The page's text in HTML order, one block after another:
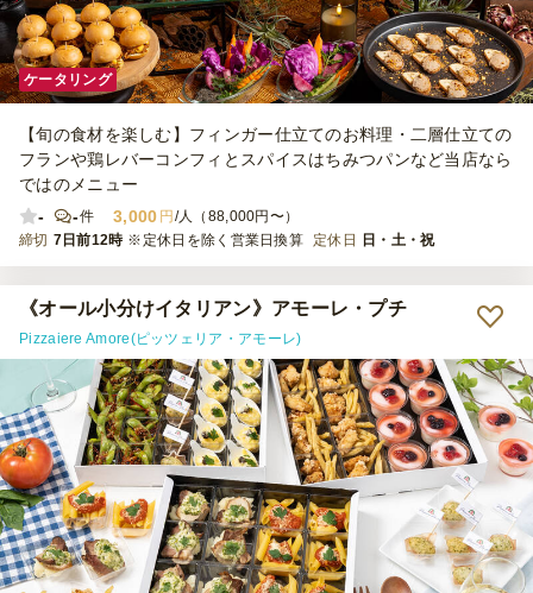
ケータリング
【旬の食材を楽しむ】フィンガー仕立てのお料理・二層仕立ての
フランや鶏レバーコンフィとスパイスはちみつパンなど当店なら
ではのメニュー
-
-件 3,000 円 /人（88,000円〜）
締切 7日前12時 ※定休日を除く営業日換算 定休日 日・土・祝
《オール小分けイタリアン》アモーレ・プチ
Pizzaiere Amore(ピッツェリア・アモーレ)